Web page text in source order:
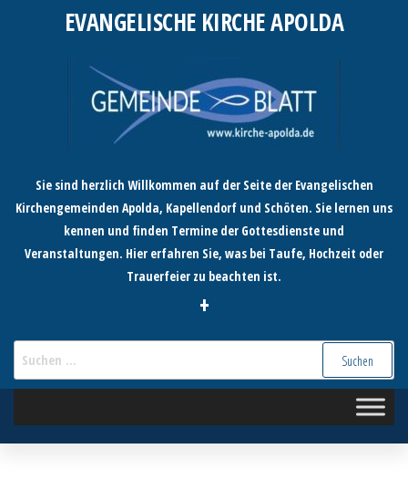
EVANGELISCHE KIRCHE APOLDA
Sie sind herzlich Willkommen auf der Seite der Evangelischen
Kirchengemeinden Apolda, Kapellendorf und Schöten. Sie lernen uns
kennen und finden Termine der Gottesdienste und
Veranstaltungen. Hier erfahren Sie, was bei Taufe, Hochzeit oder
Trauerfeier zu beachten ist.
+